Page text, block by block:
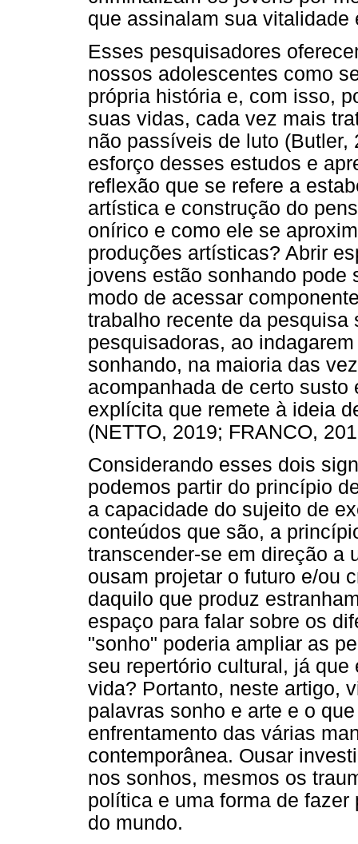
que assinalam sua vitalidade
Esses pesquisadores
nossos adolescentes como
própria história e, com isso,
suas vidas, cada vez mais
não passíveis de luto (Butler,
esforço desses estudos e
reflexão que se refere a
artística e construção do
onírico e como ele se
produções artísticas? Abrir
jovens estão sonhando pode
modo de acessar
trabalho recente da
pesquisadoras, ao
sonhando, na maioria das
acompanhada de certo
explícita que remete à ideia
(NETTO, 2019; FRANCO,
Considerando esses dois
podemos partir do princípio
a capacidade do sujeito de
conteúdos que são, a
transcender-se em direção a
ousam projetar o futuro e/ou
daquilo que produz
espaço para falar sobre os
"sonho" poderia ampliar as
seu repertório cultural, já
vida? Portanto, neste artigo,
palavras sonho e arte e o
enfrentamento das várias
contemporânea. Ousar
nos sonhos, mesmos os
política e uma forma de
do mundo.